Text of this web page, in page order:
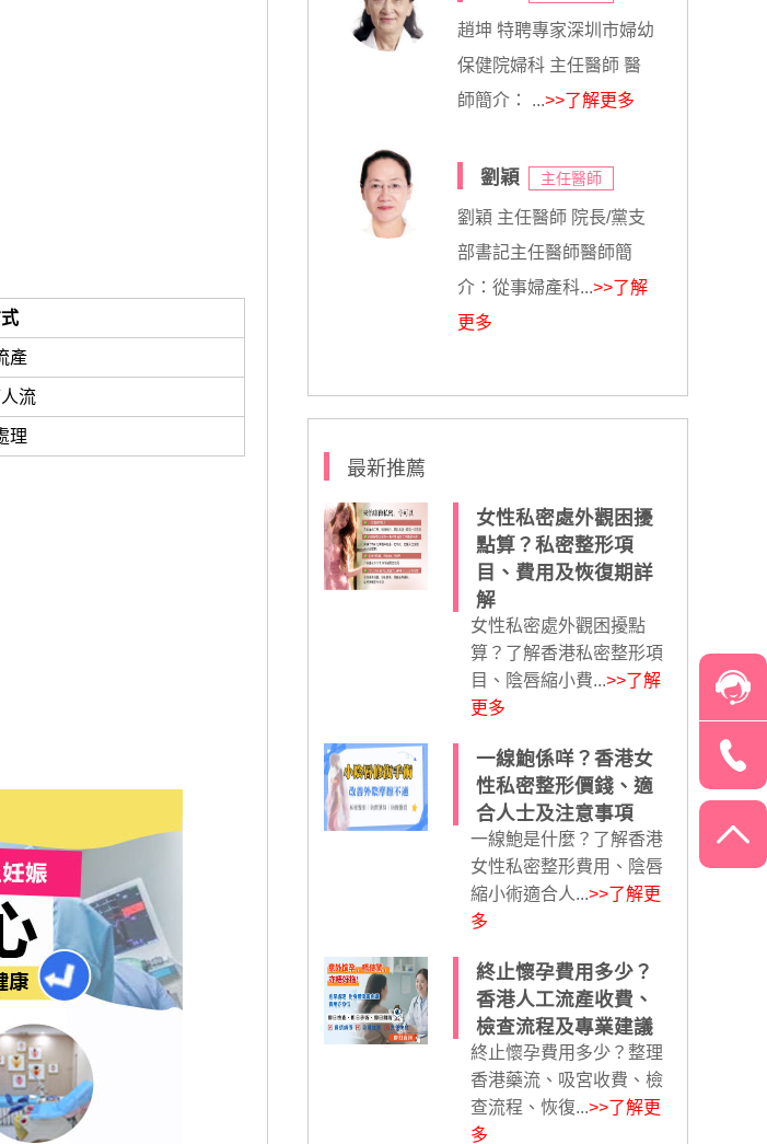
產
流
理
趙坤 特聘專家深圳市婦幼
保健院婦科 主任醫師 醫
師簡介： ...>>了解更多
劉穎 主任醫師
劉穎 主任醫師 院長/黨支
部書記主任醫師醫師簡
介：從事婦產科...>>了解
更多
最新推薦
女性私密處外觀困擾
點算？私密整形項
目、費用及恢復期詳
解
女性私密處外觀困擾點
算？了解香港私密整形項
目、陰唇縮小費...>>了解
更多
一線鮑係咩？香港女
性私密整形價錢、適
合人士及注意事項
一線鮑是什麼？了解香港
女性私密整形費用、陰唇
縮小術適合人...>>了解更
多
終止懷孕費用多少？
香港人工流產收費、
檢查流程及專業建議
終止懷孕費用多少？整理
香港藥流、吸宮收費、檢
查流程、恢復...>>了解更
多